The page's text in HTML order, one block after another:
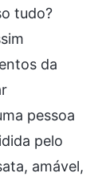
tudo?
da
pessoa
pelo
amável,